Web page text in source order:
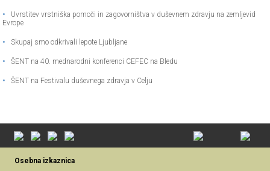
•
Uvrstitev vrstniška pomoči in zagovorništva v duševnem zdravju na zemljevid
Evrope
• Skupaj smo odkrivali lepote Ljubljane
• ŠENT na 40. mednarodni konferenci CEFEC na Bledu
• ŠENT na Festivalu duševnega zdravja v Celju
Osebna izkaznica